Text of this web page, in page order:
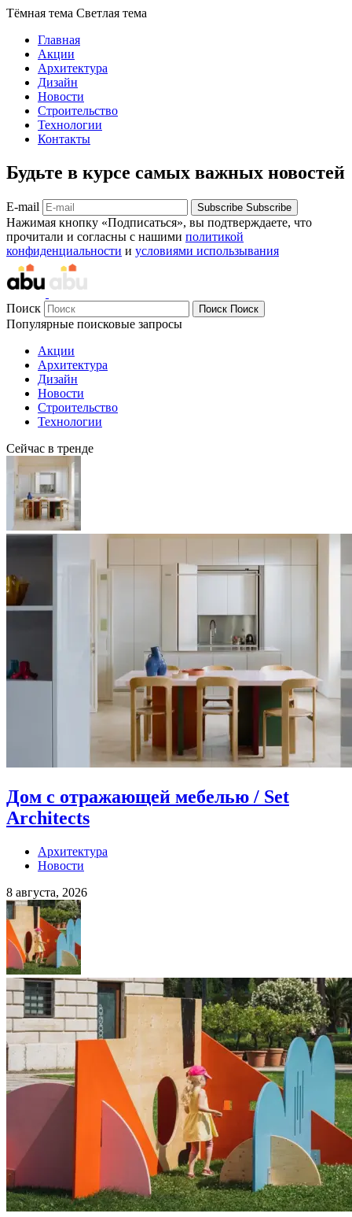
Тёмная тема Светлая тема
Главная
Акции
Архитектура
Дизайн
Новости
Строительство
Технологии
Контакты
Будьте в курсе самых важных новостей
E-mail Subscribe Subscribe
Нажимая кнопку «Подписаться», вы подтверждаете, что
прочитали и согласны с нашими политикой
конфиденциальности и условиями использывания
Поиск Поиск Поиск
Популярные поисковые запросы
Акции
Архитектура
Дизайн
Новости
Строительство
Технологии
Сейчас в тренде
Дом с отражающей мебелью / Set
Architects
Архитектура
Новости
8 августа, 2026